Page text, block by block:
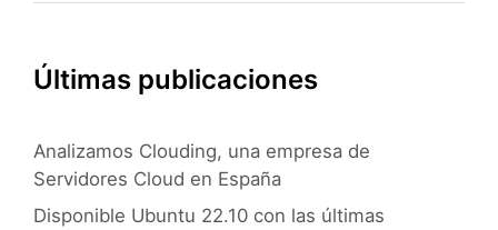
Últimas publicaciones
Analizamos Clouding, una empresa de
Servidores Cloud en España
Disponible Ubuntu 22.10 con las últimas